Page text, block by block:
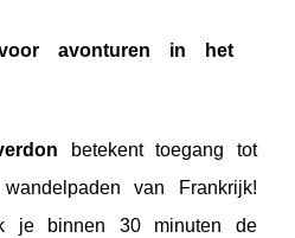
avonturen in het
betekent toegang tot
van Frankrijk!
je binnen 30 minuten de